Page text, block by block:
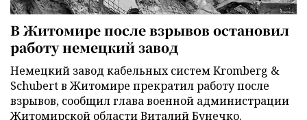
В Житомире после взрывов остановил
работу немецкий завод
Немецкий завод кабельных систем Kromberg &
Schubert в Житомире прекратил работу после
взрывов, сообщил глава военной администрации
Житомирской области Виталий Бунечко.